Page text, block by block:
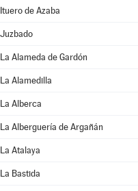
Ituero de Azaba
Juzbado
La Alameda de Gardón
La Alamedilla
La Alberca
La Alberguería de Argañán
La Atalaya
La Bastida